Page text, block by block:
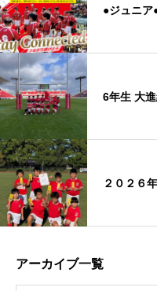
●ジュニア
6年生 大
２０２６
アーカイブ一覧